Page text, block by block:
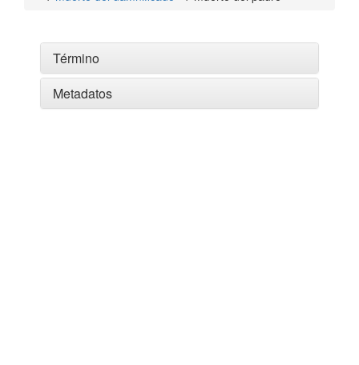
Término
Metadatos